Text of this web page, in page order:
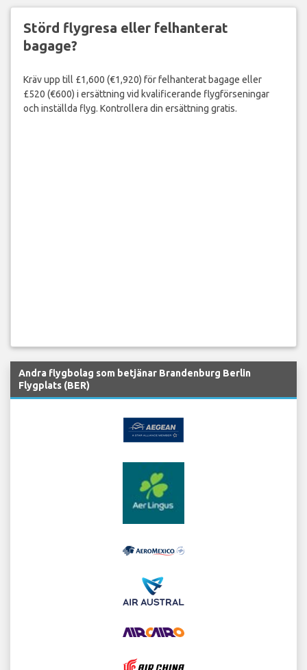
Störd flygresa eller felhanterat
bagage?
Kräv upp till £1,600 (€1,920) för felhanterat bagage eller
£520 (€600) i ersättning vid kvalificerande flygförseningar
och inställda flyg. Kontrollera din ersättning gratis.
Andra flygbolag som betjänar Brandenburg Berlin
Flygplats (BER)